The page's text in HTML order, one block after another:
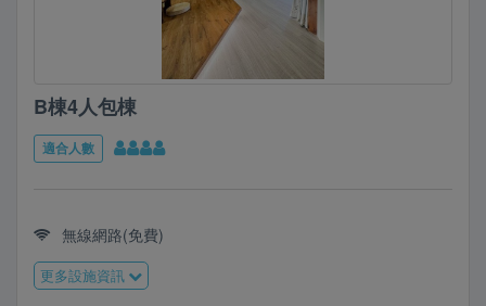
B棟4人包棟
適合人數
無線網路(免費)
更多設施資訊